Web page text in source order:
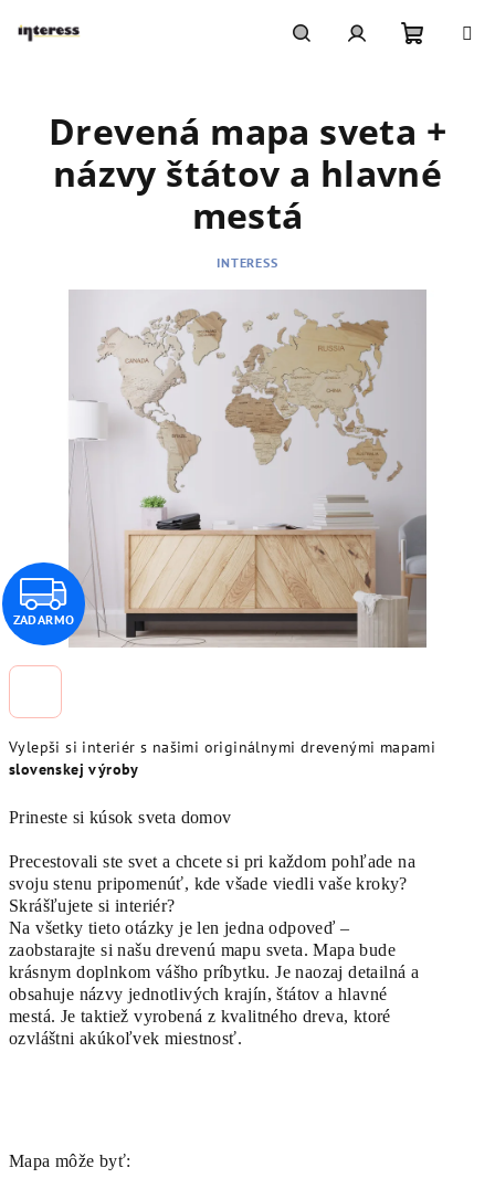
košík
Vylepši si interiér s našimi originálnymi drevenými mapami
slovenskej výroby
Prineste si kúsok sveta domov
Precestovali ste svet a chcete si pri každom pohľade na
svoju stenu pripomenúť, kde všade viedli vaše kroky?
Skrášľujete si interiér?
Na všetky tieto otázky je len jedna odpoveď –
zaobstarajte si našu drevenú mapu sveta. Mapa bude
krásnym doplnkom vášho príbytku. Je naozaj detailná a
obsahuje názvy jednotlivých krajín, štátov a hlavné
mestá. Je taktiež vyrobená z kvalitného dreva, ktoré
ozvláštni akúkoľvek miestnosť.
Mapa môže byť:
Drevená mapa sveta +
názvy štátov a hlavné
mestá
INTERESS
Z
A
A
R
M
O
ZADARMO